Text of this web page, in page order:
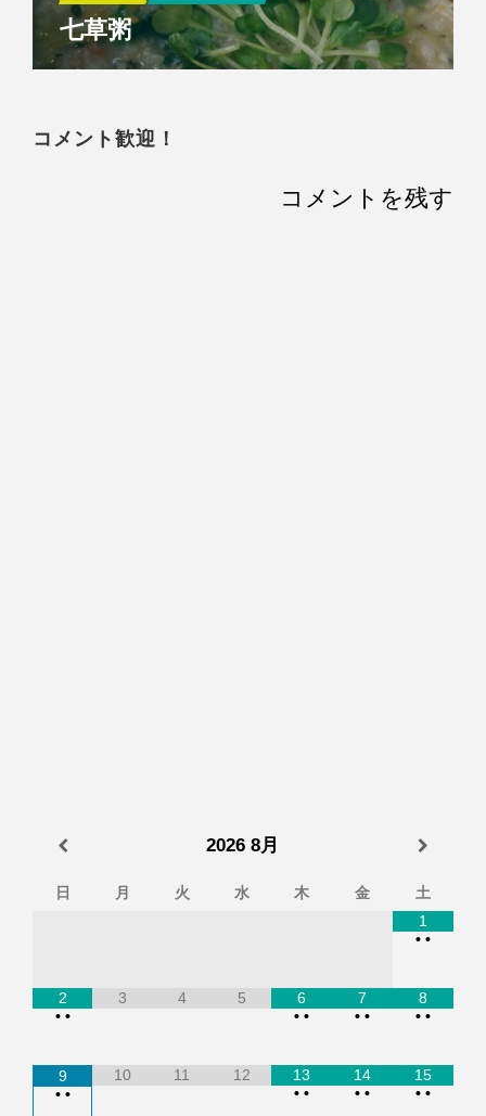
七草粥
コメント歓迎！
コメントを残す
2026 8月
日 月 火 水 木 金
土
1
• •
2
• •
3 4 5
6
• •
7
• •
8
• •
9
• •
10 11 12
13
• •
14
• •
15
• •